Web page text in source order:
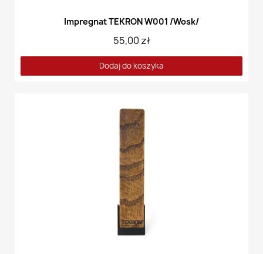
Impregnat TEKRON W001 /Wosk/
55,00 zł
Dodaj do koszyka